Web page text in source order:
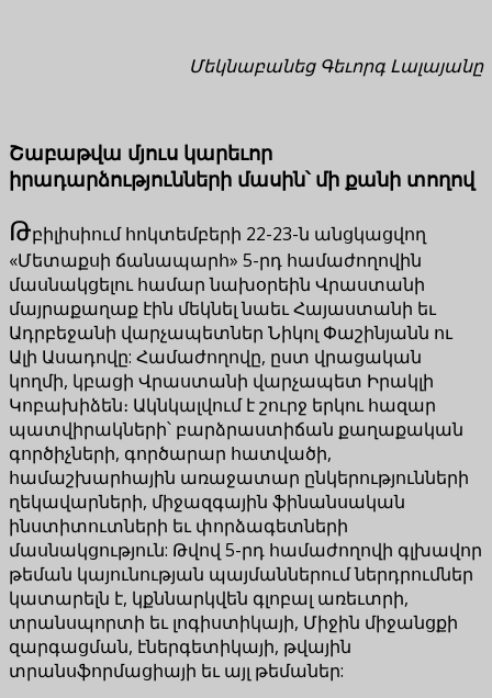
Մեկնաբանեց Գեւորգ Լալայանը
Շաբաթվա մյուս կարեւոր
իրադարձությունների մասին՝ մի քանի տողով
Թբիլիսիում հոկտեմբերի 22-23-ն անցկացվող
«Մետաքսի ճանապարհ» 5-րդ համաժողովին
մասնակցելու համար նախօրեին Վրաստանի
մայրաքաղաք էին մեկնել նաեւ Հայաստանի եւ
Ադրբեջանի վարչապետներ Նիկոլ Փաշինյանն ու
Ալի Ասադովը: Համաժողովը, ըստ վրացական
կողմի, կբացի Վրաստանի վարչապետ Իրակլի
Կոբախիձեն։ Ակնկալվում է շուրջ երկու հազար
պատվիրակների՝ բարձրաստիճան քաղաքական
գործիչների, գործարար հատվածի,
համաշխարհային առաջատար ընկերությունների
ղեկավարների, միջազգային ֆինանսական
ինստիտուտների եւ փորձագետների
մասնակցություն: Թվով 5-րդ համաժողովի գլխավոր
թեման կայունության պայմաններում ներդրումներ
կատարելն է, կքննարկվեն գլոբալ առեւտրի,
տրանսպորտի եւ լոգիստիկայի, Միջին միջանցքի
զարգացման, էներգետիկայի, թվային
տրանսֆորմացիայի եւ այլ թեմաներ: